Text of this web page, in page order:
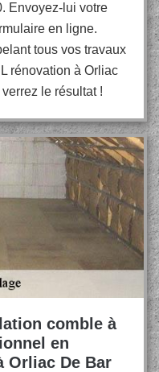
Envoyez-lui votre
en ligne.
tous vos travaux
rénovation à Orliac
le résultat !
comble à
en
Orliac De Bar